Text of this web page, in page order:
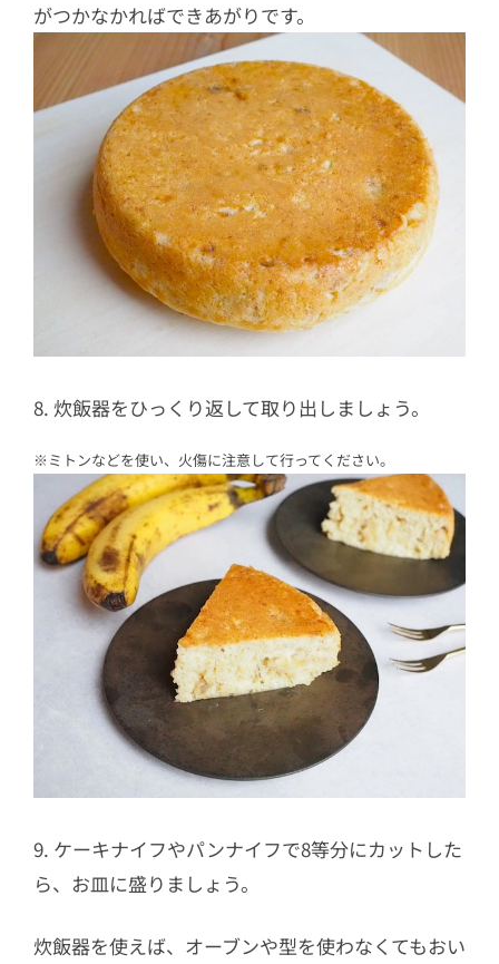
がつかなかればできあがりです。
8. 炊飯器をひっくり返して取り出しましょう。
※ミトンなどを使い、火傷に注意して行ってください。
9. ケーキナイフやパンナイフで8等分にカットした
ら、お皿に盛りましょう。
炊飯器を使えば、オーブンや型を使わなくてもおい